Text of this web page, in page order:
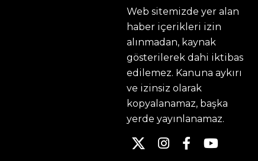
Web sitemizde yer alan
haber içerikleri izin
alınmadan, kaynak
gösterilerek dahi iktibas
edilemez. Kanuna aykırı
ve izinsiz olarak
kopyalanamaz, başka
yerde yayınlanamaz.